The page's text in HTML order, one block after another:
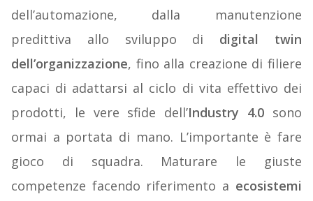
dell’automazione, dalla manutenzione
predittiva allo sviluppo di digital twin
dell’organizzazione, fino alla creazione di filiere
capaci di adattarsi al ciclo di vita effettivo dei
prodotti, le vere sfide dell’Industry 4.0 sono
ormai a portata di mano. L’importante è fare
gioco di squadra. Maturare le giuste
competenze facendo riferimento a ecosistemi